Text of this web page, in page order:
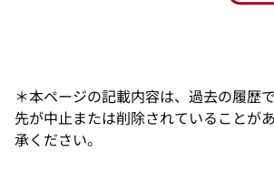
＊本ページの記載内容は、過去の履歴
先が中止または削除されていることが
承ください。